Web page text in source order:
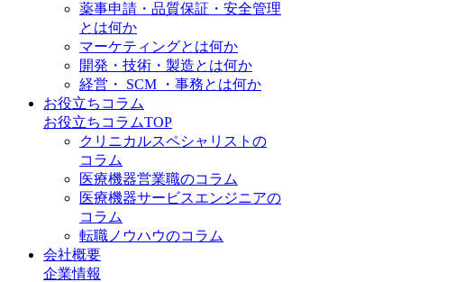
薬事申請・品質保証・安全管理
とは何か
マーケティングとは何か
開発・技術・製造とは何か
経営・ SCM ・事務とは何か
お役立ちコラム
お役立ちコラムTOP
クリニカルスペシャリストの
コラム
医療機器営業職のコラム
医療機器サービスエンジニアの
コラム
転職ノウハウのコラム
会社概要
企業情報